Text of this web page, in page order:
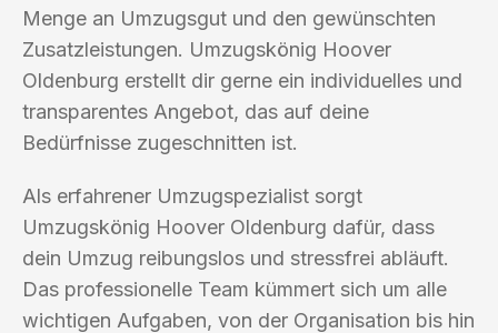
Menge an Umzugsgut und den gewünschten
Zusatzleistungen. Umzugskönig Hoover
Oldenburg erstellt dir gerne ein individuelles und
transparentes Angebot, das auf deine
Bedürfnisse zugeschnitten ist.
Als erfahrener Umzugspezialist sorgt
Umzugskönig Hoover Oldenburg dafür, dass
dein Umzug reibungslos und stressfrei abläuft.
Das professionelle Team kümmert sich um alle
wichtigen Aufgaben, von der Organisation bis hin